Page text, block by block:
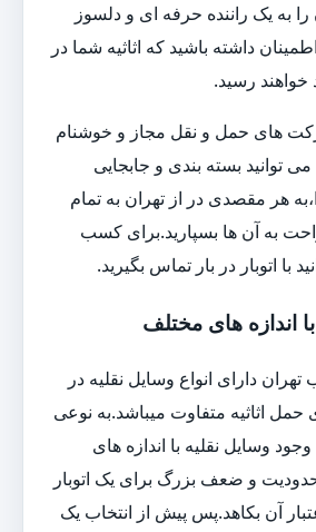
به یک راننده حرفه ای و دلسوز
داشته باشید که اثاثیه شما در
رسید.
های حمل و نقل مجاز و خوشنام
توانید بسته بندی و جابجایی
هر مقصدی در از تهران به تمام
به آن ها بسپارید.برای کسب
با اتوبار در بار تماس بگیرید.
اندازه های مختلف
تهران دارای انواع وسایل نقلیه در
اندازه های مختلف برای حمل اثاثیه متفاوت می‎باشد.به نوعی
وسایل نقلیه با اندازه های
و ضعف بزرگ برای یک اتوبار
آن بکاهد.پس پیش از انتخاب یک